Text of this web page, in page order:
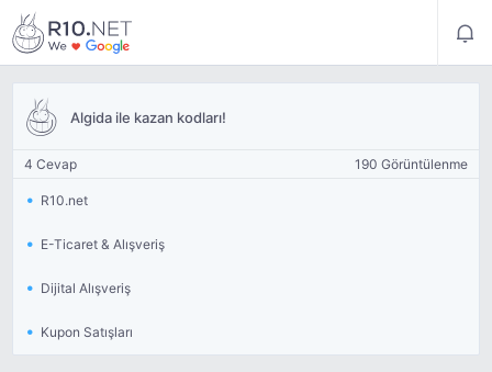
Algida ile kazan kodları!
4 Cevap 190 Görüntülenme
R10.net
E-Ticaret & Alışveriş
Dijital Alışveriş
Kupon Satışları